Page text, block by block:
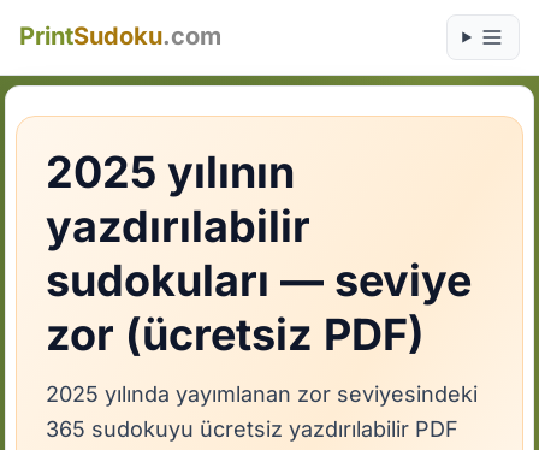
PrintSudoku.com
2025 yılının
yazdırılabilir
sudokuları — seviye
zor (ücretsiz PDF)
2025 yılında yayımlanan zor seviyesindeki
365 sudokuyu ücretsiz yazdırılabilir PDF